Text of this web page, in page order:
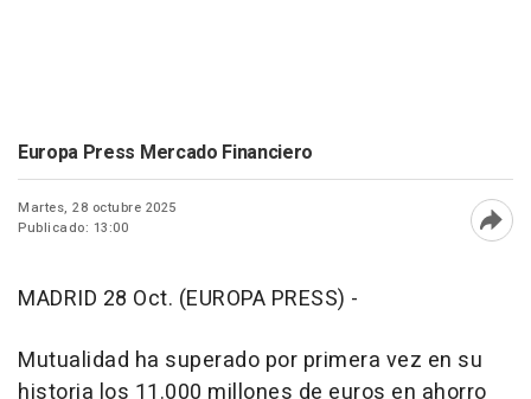
Europa Press Mercado Financiero
Martes, 28 octubre 2025
Publicado: 13:00
MADRID 28 Oct. (EUROPA PRESS) -
Mutualidad ha superado por primera vez en su
historia los 11.000 millones de euros en ahorro